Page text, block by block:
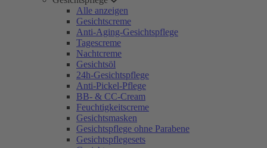
Alle anzeigen
Gesichtscreme
Anti-Aging-Gesichtspflege
Tagescreme
Nachtcreme
Gesichtsöl
24h-Gesichtspflege
Anti-Pickel-Pflege
BB- & CC-Cream
Feuchtigkeitscreme
Gesichtsmasken
Gesichtspflege ohne Parabene
Gesichtspflegesets